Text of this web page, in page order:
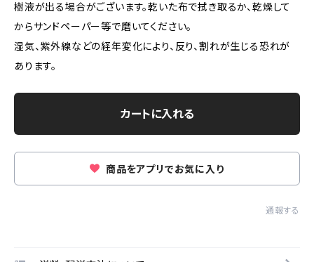
樹液が出る場合がございます。乾いた布で拭き取るか、乾燥して
からサンドペーパー等で磨いてください。
湿気、紫外線などの経年変化により、反り、割れが生じる恐れが
あります。
カートに入れる
商品をアプリでお気に入り
通報する